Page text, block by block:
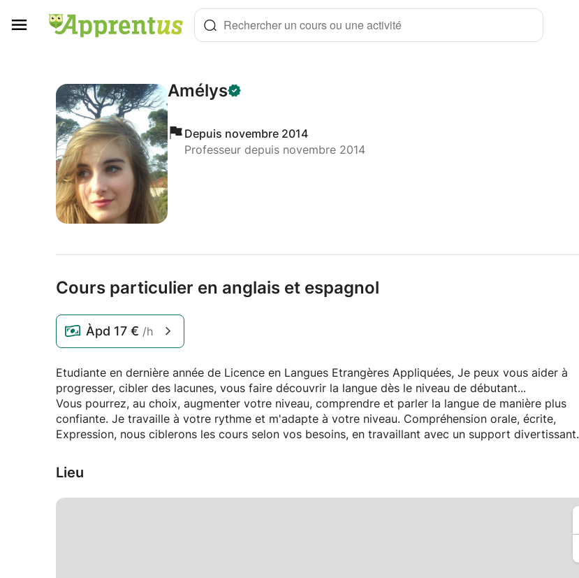
Rechercher un cours ou une activité
Amélys
Depuis novembre 2014
Professeur depuis novembre 2014
Cours particulier en anglais et espagnol
Àpd 17 € /h
Etudiante en dernière année de Licence en Langues Etrangères Appliquées, Je peux vous aider à
progresser, cibler des lacunes, vous faire découvrir la langue dès le niveau de débutant...
Vous pourrez, au choix, augmenter votre niveau, comprendre et parler la langue de manière plus
confiante. Je travaille à votre rythme et m'adapte à votre niveau. Compréhension orale, écrite,
Expression, nous ciblerons les cours selon vos besoins, en travaillant avec un support divertissant.
Lieu